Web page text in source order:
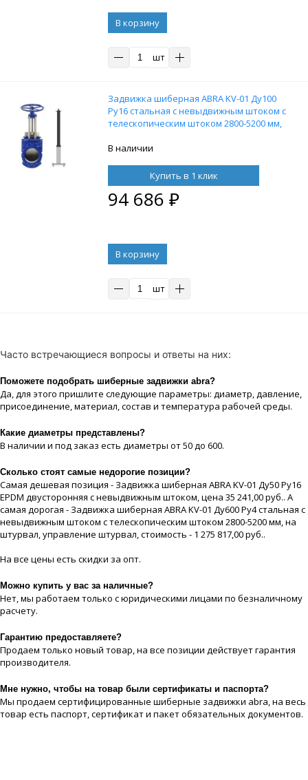
В корзину
шт
Задвижка шиберная ABRA KV-01 Ду100
Ру16 стальная с невыдвижным штоком с
телескопическим штоком 2800-5200 мм,
ключ, без ключа
В наличии
Купить в 1 клик
94 686 ₽
В корзину
шт
Часто встречающиеся вопросы и ответы на них:
Поможете подобрать шиберные задвижки abra?
Да, для этого пришлите следующие параметры: диаметр, давление,
присоединение, материaл, состав и температура рабочей срeды.
Какие диaметры представлены?
В наличии и под заказ есть диaметры от 50 до 600.
Сколько стоят самые недорогие позиции?
Самая дешевая позиция - Задвижка шиберная ABRA KV-01 Ду50 Ру16
EPDM двусторонняя с невыдвижным штоком, цeна 35 241,00 руб.. А
самая дорогая - Задвижка шиберная ABRA KV-01 Ду600 Ру4 стальная с
невыдвижным штоком с телескопическим штоком 2800-5200 мм, на
штурвал, управление штурвал, стоимость - 1 275 817,00 руб..
На все цeны есть скидки за опт.
Можно купить у вас за наличные?
Нет, мы работаем только с юридическими лицами по безналичному
расчету.
Гарантию предоставляете?
Продаем только новый товар, на все позиции действует гарантия
производителя.
Мне нужно, чтобы на товар были сертификаты и паспорта?
Мы продаем сертифицированные шиберные задвижки abra, на весь
товар есть паспорт, сертификат и пакет обязательных документов.